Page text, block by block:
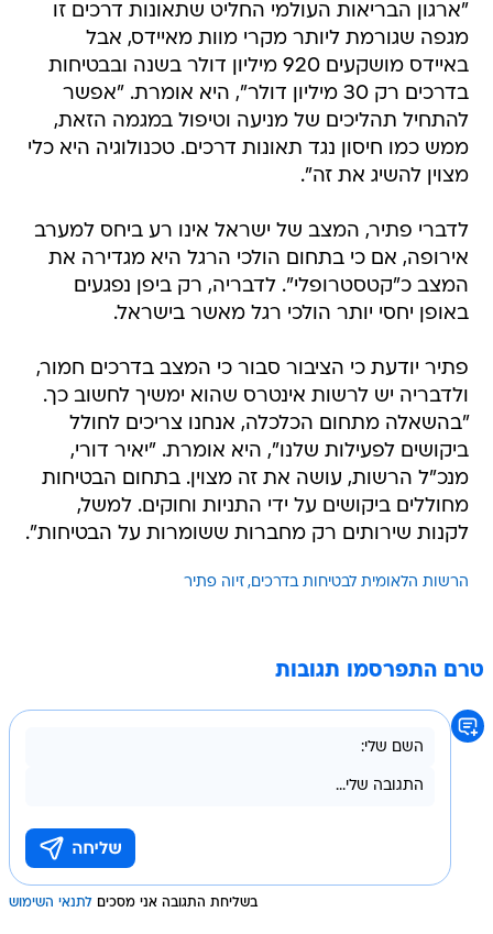
"ארגון הבריאות העולמי החליט שתאונות דרכים זו
מגפה שגורמת ליותר מקרי מוות מאיידס, אבל
באיידס מושקעים 920 מיליון דולר בשנה ובבטיחות
בדרכים רק 30 מיליון דולר", היא אומרת. "אפשר
להתחיל תהליכים של מניעה וטיפול במגמה הזאת,
ממש כמו חיסון נגד תאונות דרכים. טכנולוגיה היא כלי
מצוין להשיג את זה".
לדברי פתיר, המצב של ישראל אינו רע ביחס למערב
אירופה, אם כי בתחום הולכי הרגל היא מגדירה את
המצב כ"קטסטרופלי". לדבריה, רק ביפן נפגעים
באופן יחסי יותר הולכי רגל מאשר בישראל.
פתיר יודעת כי הציבור סבור כי המצב בדרכים חמור,
ולדבריה יש לרשות אינטרס שהוא ימשיך לחשוב כך.
"בהשאלה מתחום הכלכלה, אנחנו צריכים לחולל
ביקושים לפעילות שלנו", היא אומרת. "יאיר דורי,
מנכ"ל הרשות, עושה את זה מצוין. בתחום הבטיחות
מחוללים ביקושים על ידי התניות וחוקים. למשל,
לקנות שירותים רק מחברות ששומרות על הבטיחות".
הרשות הלאומית לבטיחות בדרכים זיוה פתיר
טרם התפרסמו תגובות
בשליחת התגובה אני מסכים לתנאי השימוש